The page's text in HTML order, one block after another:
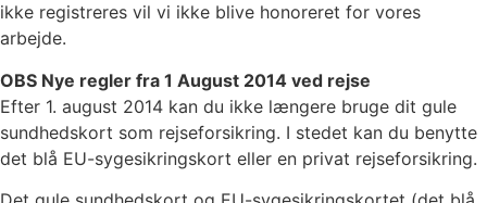
ikke registreres vil vi ikke blive honoreret for vores
arbejde.
OBS Nye regler fra 1 August 2014 ved rejse
Efter 1. august 2014 kan du ikke længere bruge dit gule
sundhedskort som rejseforsikring. I stedet kan du benytte
det blå EU-sygesikringskort eller en privat rejseforsikring.